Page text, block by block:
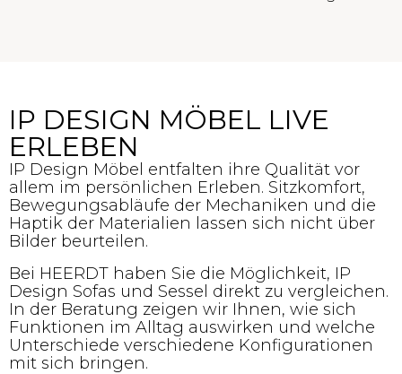
IP DESIGN MÖBEL LIVE
ERLEBEN
IP Design Möbel entfalten ihre Qualität vor
allem im persönlichen Erleben. Sitzkomfort,
Bewegungsabläufe der Mechaniken und die
Haptik der Materialien lassen sich nicht über
Bilder beurteilen.
Bei HEERDT haben Sie die Möglichkeit, IP
Design Sofas und Sessel direkt zu vergleichen.
In der Beratung zeigen wir Ihnen, wie sich
Funktionen im Alltag auswirken und welche
Unterschiede verschiedene Konfigurationen
mit sich bringen.